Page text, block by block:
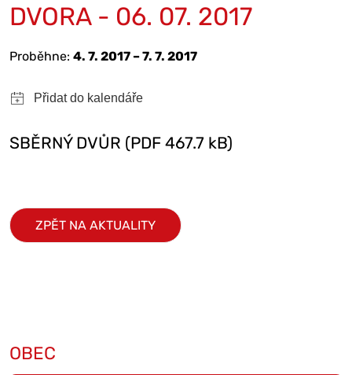
DVORA - 06. 07. 2017
Proběhne: 4. 7. 2017 – 7. 7. 2017
SBĚRNÝ DVŮR (PDF 467.7 kB)
ZPĚT NA AKTUALITY
OBEC